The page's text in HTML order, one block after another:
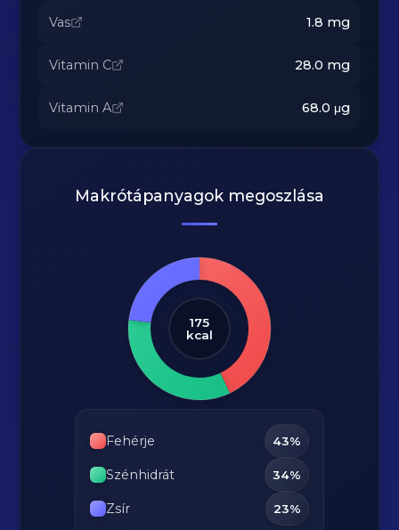
Vas 1.8 mg
Vitamin C 28.0 mg
Vitamin A 68.0 μg
Makrótápanyagok megoszlása
175
kcal
Fehérje 43%
Szénhidrát 34%
Zsír 23%